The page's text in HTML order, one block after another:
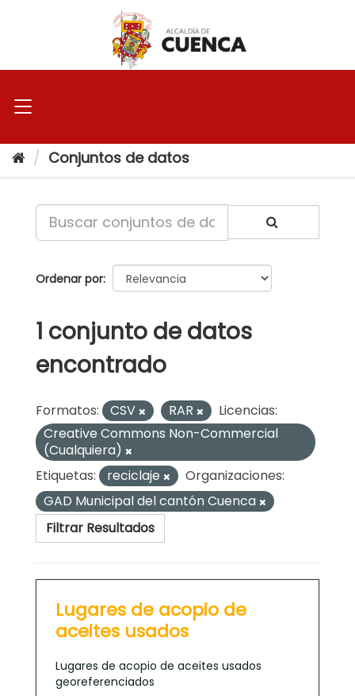
Conjuntos de datos
Ordenar por
1 conjunto de datos
encontrado
Formatos: CSV RAR
Licencias:
Creative Commons Non-Commercial
(Cualquiera)
Etiquetas:
reciclaje
Organizaciones:
GAD Municipal del cantón Cuenca
Filtrar Resultados
Lugares de acopio de
aceites usados
Lugares de acopio de aceites usados
georeferenciados